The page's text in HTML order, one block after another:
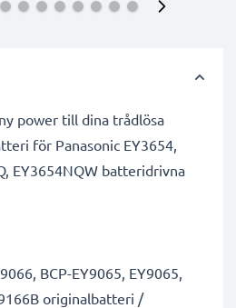
power till dina trådlösa
för Panasonic EY3654,
EY3654NQW batteridrivna
BCP-EY9065, EY9065,
originalbatteri /